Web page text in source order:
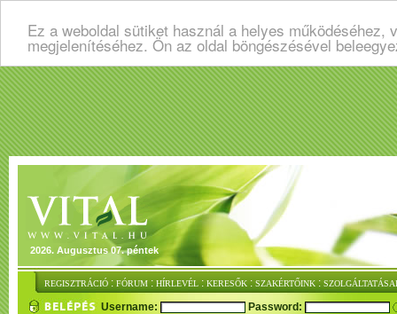
Ez a weboldal sütiket használ a helyes
megjelenítéséhez. Ön az oldal böngészésével
2026. Augusztus 07. péntek
REGISZTRÁCIÓ : FÓRUM : HÍRLEVÉL : KERESŐK : SZAKÉRTŐINK :
Username:
Password: